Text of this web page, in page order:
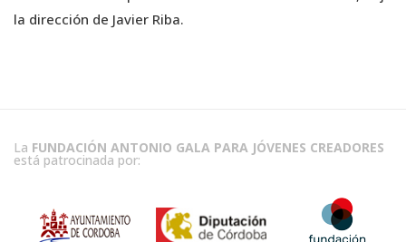
la dirección de Javier Riba.
La FUNDACIÓN ANTONIO GALA PARA JÓVENES CREADORES
está patrocinada por: